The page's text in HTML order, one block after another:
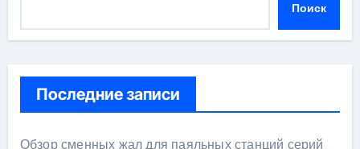
Поиск
Последние записи
Обзор сменных жал для паяльных станций серий